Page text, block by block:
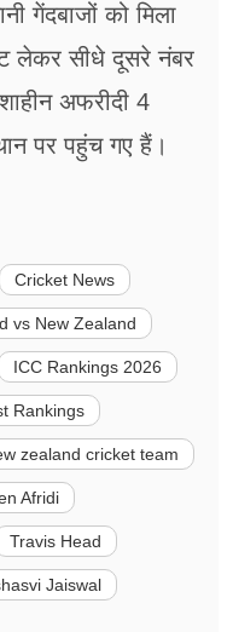
गेंदबाजों को मिला
लेकर सीधे दूसरे नंबर
अफरीदी 4
पर पहुंच गए हैं।
Cricket News
vs New Zealand
ICC Rankings 2026
Rankings
zealand cricket team
Afridi
Travis Head
Jaiswal